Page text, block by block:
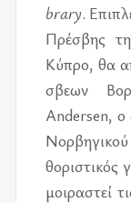
brary.
Πρέ­σβης
Κύπρο, θα
σβε­ων
Andersen, ο
θο­ρι­στι­κός
μοι­ρα­στεί